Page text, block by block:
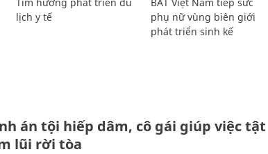
lịch y tế
phụ nữ vùng biên giới
phát triển sinh kế
án tội hiếp dâm, cô gái giúp việc tật
lũi rời tòa